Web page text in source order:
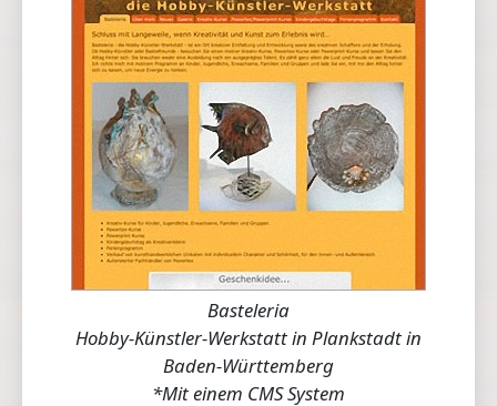
Basteleria
Hobby-Künstler-Werkstatt in Plankstadt in
Baden-Württemberg
*Mit einem CMS System